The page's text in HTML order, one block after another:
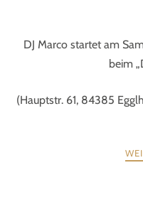
DJ Marco startet am
beim
(Hauptstr. 61, 84385